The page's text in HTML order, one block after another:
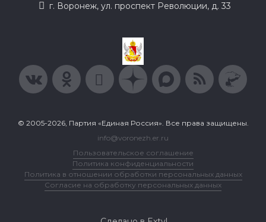
г. Воронеж, ул. проспект Революции, д. 33
© 2005-2026, Партия «Единая Россия». Все права защищены.
info@voronezh.er.ru
Пользовательское соглашение
Политика конфиденциальности
Политика в отношении обработки персональных данных
Согласие на обработку персональных данных